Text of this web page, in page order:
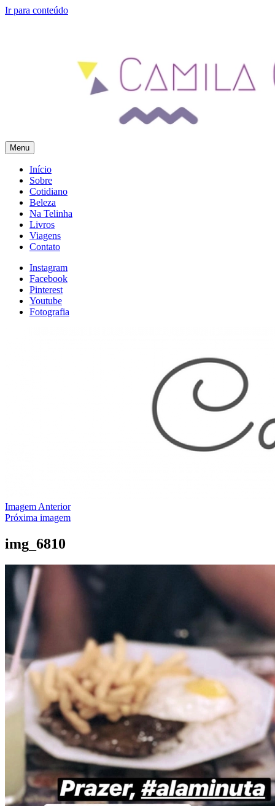
Ir para conteúdo
Camila Gomes
Blog Pessoal – Feito com Amor
Menu
Início
Sobre
Cotidiano
Beleza
Na Telinha
Livros
Viagens
Contato
Instagram
Facebook
Pinterest
Youtube
Fotografia
Imagem Anterior
Próxima imagem
img_6810